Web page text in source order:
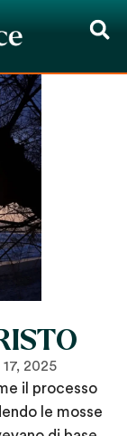
2025
il processo
le mosse